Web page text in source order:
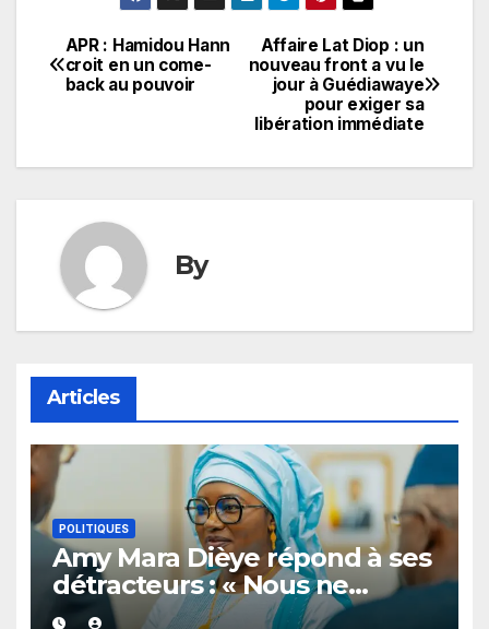
Navigation
de
Affaire Lat Diop : un
nouveau front a vu le
jour à Guédiawaye
pour exiger sa
libération immédiate
APR : Hamidou Hann
croit en un come-
back au pouvoir
By
Articles
POLITIQUES
Amy Mara Dièye répond à ses
détracteurs : « Nous ne
céderons aucun centimètre »